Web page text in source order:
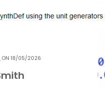
ON 18/05/2026